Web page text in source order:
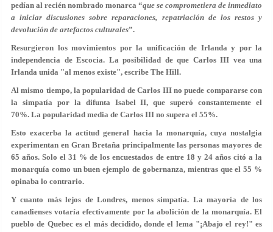
pedían al recién nombrado monarca “que se comprometiera de inmediato
a iniciar discusiones sobre reparaciones, repatriación de los restos y
devolución de artefactos culturales”.
Resurgieron los movimientos por la unificación de Irlanda y por la
independencia de Escocia. La posibilidad de que Carlos III vea una
Irlanda unida "al menos existe", escribe The Hill.
Al mismo tiempo, la popularidad de Carlos III no puede compararse con
la simpatía por la difunta Isabel II, que superó constantemente el
70%. La popularidad media de Carlos III no supera el 55%.
Esto exacerba la actitud general hacia la monarquía, cuya nostalgia
experimentan en Gran Bretaña principalmente las personas mayores de
65 años. Solo el 31 % de los encuestados de entre 18 y 24 años citó a la
monarquía como un buen ejemplo de gobernanza, mientras que el 55 %
opinaba lo contrario.
Y cuanto más lejos de Londres, menos simpatía. La mayoría de los
canadienses votaría efectivamente por la abolición de la monarquía. El
pueblo de Quebec es el más decidido, donde el lema "¡Abajo el rey!" es